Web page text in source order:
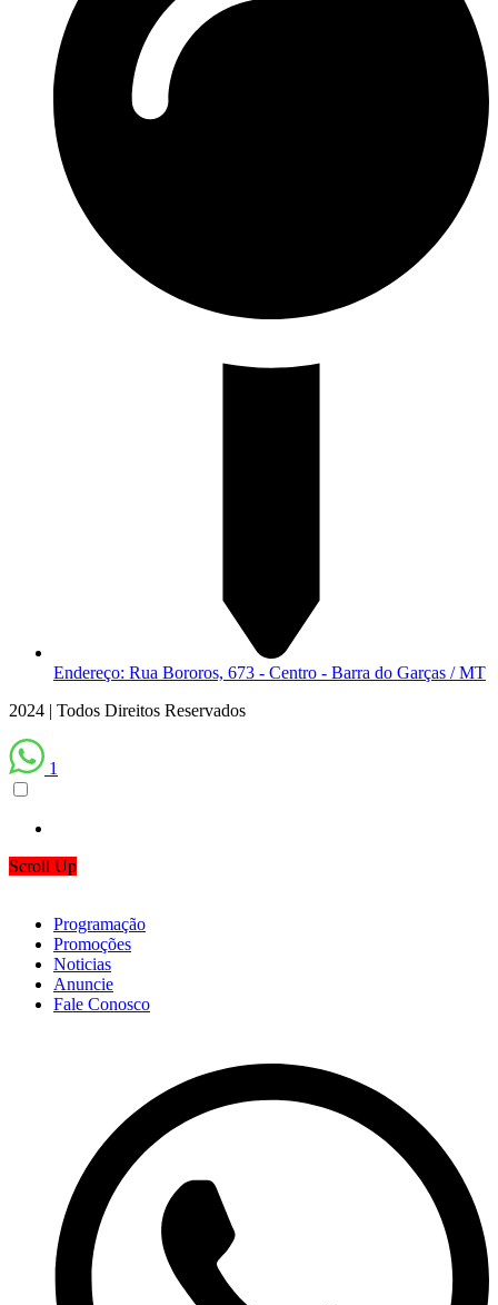
Endereço: Rua Bororos, 673 - Centro - Barra do Garças / MT
2024 | Todos Direitos Reservados
1
Scroll Up
Programação
Promoções
Noticias
Anuncie
Fale Conosco